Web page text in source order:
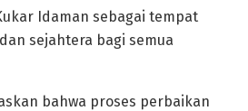
Idaman sebagai tempat
sejahtera bagi semua
bahwa proses perbaikan